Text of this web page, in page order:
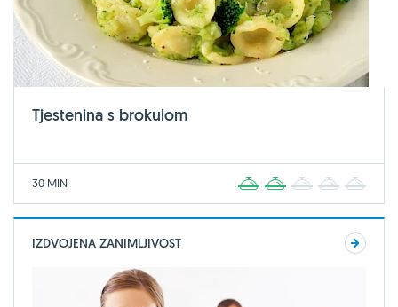
Tjestenina s brokulom
30 MIN 2 3 4
IZDVOJENA ZANIMLJIVOST